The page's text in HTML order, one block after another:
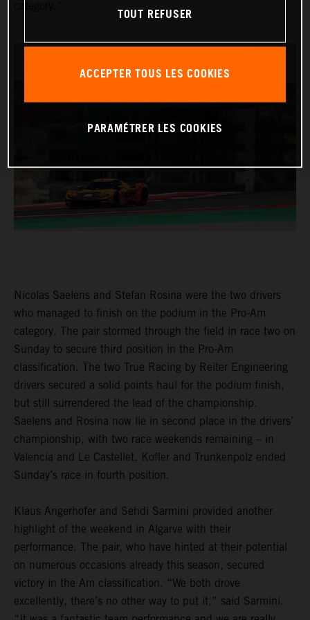
Nicolas Saelens and Stefan Rosina were the two drivers
who managed to finish on the podium in the Pro-Am
category. The pair stormed through the field in race two on
Sunday to secure third position in the Pro-Am
classification. The two True Racing by Reiter Engineering
drivers secured a solid points haul for the podium finish,
but still surrendered the lead of the championship.
Saelens and Rosina now lie in second place in the drivers’
championship, with two race weekends remaining – in
Valencia and Le Castellet. Kofler and Trunkenpolz ended
Sunday’s race in fourth position.
Klaus Angerhofer and Sehdi Sarmini provided another
highlight of the weekend in Algarve with their
performance. The pair, who have hinted at their potential
on numerous occasions already this season, secured
victory in the Am classification. “We both drove
excellently, there’s no other way to put it,” said Sarmini.
TOUT REFUSER
ACCEPTER TOUS LES COOKIES
PARAMÉTRER LES COOKIES